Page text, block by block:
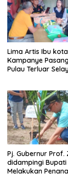
Lima Artis Ibu
Kampanye
Pulau Terluar
Pj. Gubernur Prof.
didampingi Bupati
Melakukan